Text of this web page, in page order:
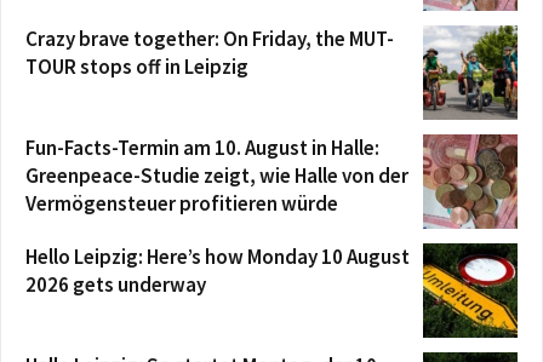
Crazy brave together: On Friday, the MUT-
TOUR stops off in Leipzig
Fun-Facts-Termin am 10. August in Halle:
Greenpeace-Studie zeigt, wie Halle von der
Vermögensteuer profitieren würde
Hello Leipzig: Here’s how Monday 10 August
2026 gets underway